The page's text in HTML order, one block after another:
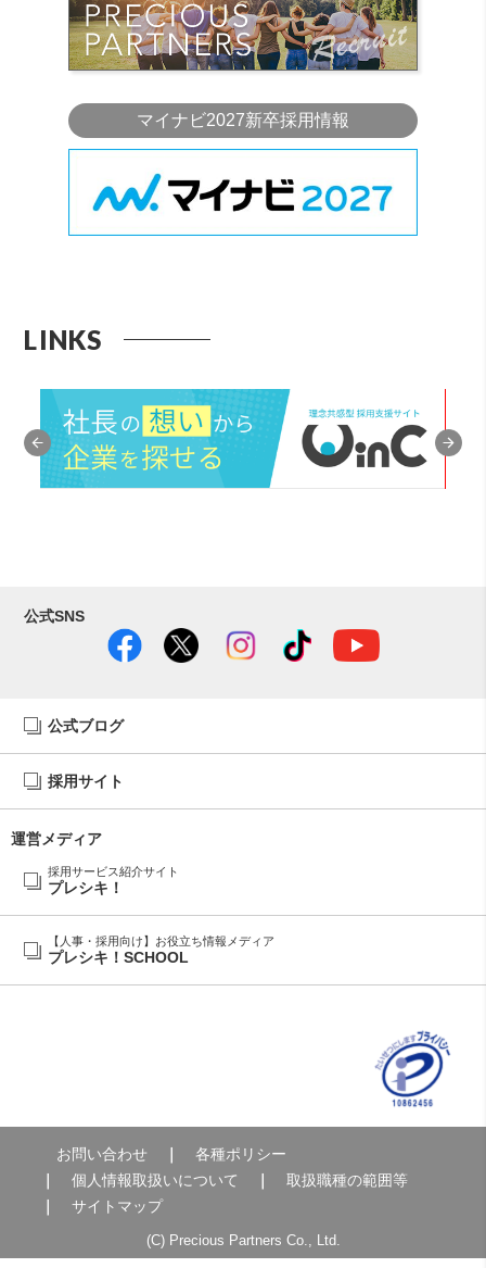
マイナビ2027新卒採用情報
LINKS
公式SNS
公式ブログ
採用サイト
運営メディア
採用サービス紹介サイト
プレシキ！
【人事・採用向け】お役立ち情報メディア
プレシキ！SCHOOL
お問い合わせ
各種ポリシー
個人情報取扱いについて
取扱職種の範囲等
サイトマップ
(C) Precious Partners Co., Ltd.